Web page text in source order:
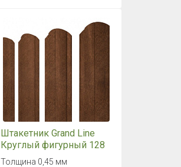
Штакетник Grand Line
Круглый фигурный 128
мм Print-Double 0,45
Толщина 0,45 мм